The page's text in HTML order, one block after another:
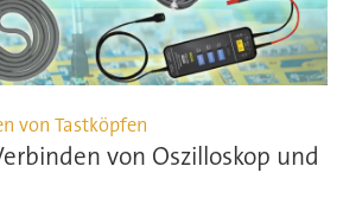
von Tastköpfen
von Oszilloskop und